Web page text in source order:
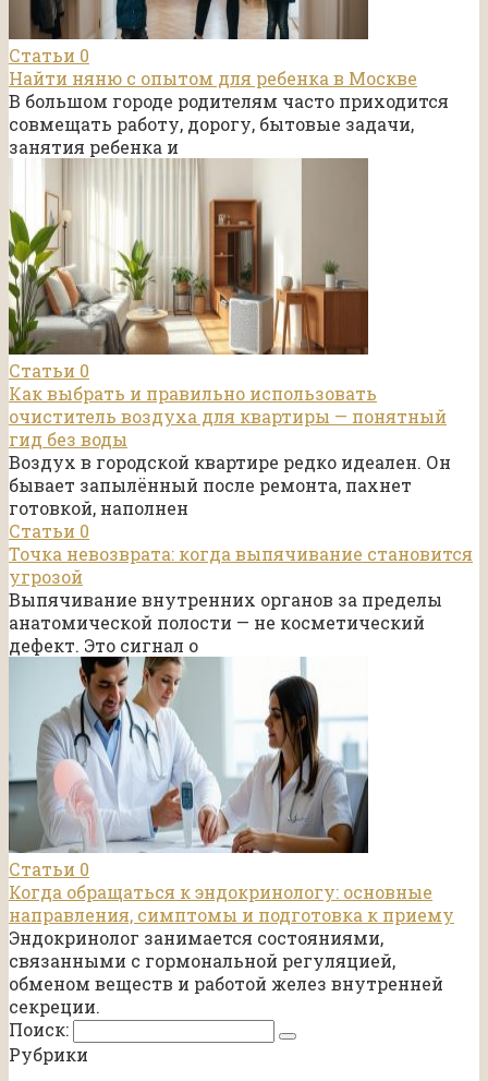
Статьи 0
Найти няню с опытом для ребенка в Москве
В большом городе родителям часто приходится
совмещать работу, дорогу, бытовые задачи,
занятия ребенка и
Статьи 0
Как выбрать и правильно использовать
очиститель воздуха для квартиры — понятный
гид без воды
Воздух в городской квартире редко идеален. Он
бывает запылённый после ремонта, пахнет
готовкой, наполнен
Статьи 0
Точка невозврата: когда выпячивание становится
угрозой
Выпячивание внутренних органов за пределы
анатомической полости — не косметический
дефект. Это сигнал о
Статьи 0
Когда обращаться к эндокринологу: основные
направления, симптомы и подготовка к приему
Эндокринолог занимается состояниями,
связанными с гормональной регуляцией,
обменом веществ и работой желез внутренней
секреции.
Поиск:
Рубрики